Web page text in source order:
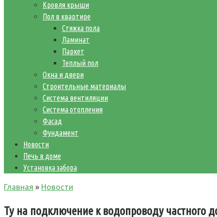
Кровля крыши
Пол в квартире
Стяжка пола
Ламинат
Паркет
Теплый пол
Окна и двери
Строительные материалы
Система вентиляции
Система отопления
Фасад
Фундамент
Новости
Печь в доме
Установка забора
Главная » Новости
Ту на подключение к водопроводу частного